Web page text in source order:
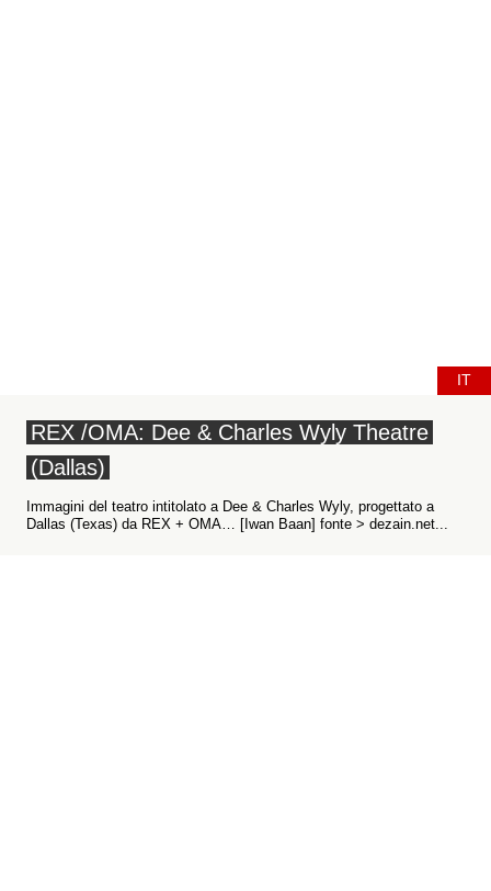
IT
REX /OMA: Dee & Charles Wyly Theatre
(Dallas)
Immagini del teatro intitolato a Dee & Charles Wyly, progettato a
Dallas (Texas) da REX + OMA… [Iwan Baan] fonte > dezain.net...